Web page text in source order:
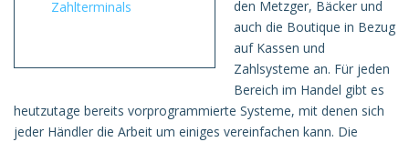
Zahlterminals
den Metzger, Bäcker und
auch die Boutique in Bezug
auf Kassen und
Zahlsysteme an. Für jeden
Bereich im Handel gibt es
heutzutage bereits vorprogrammierte Systeme, mit denen sich
jeder Händler die Arbeit um einiges vereinfachen kann. Die